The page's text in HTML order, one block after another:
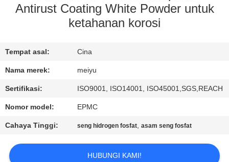
PABRIK
KUALITAS
HUBUNGI
KAMI
KUTIPAN
Antirust Coating White Powder untuk
ketahanan korosi
Tempat asal: Cina
Nama merek: meiyu
Sertifikasi: ISO9001, ISO14001, ISO45001,SGS,REACH
Nomor model: EPMC
Cahaya Tinggi: seng hidrogen fosfat,asam seng fosfat
HUBUNGI KAMI!